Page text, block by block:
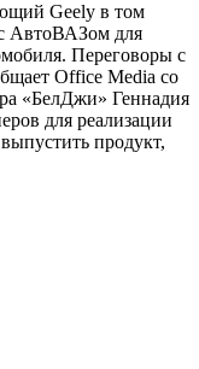
Geely в том
АвтоВАЗом для
Переговоры с
Office Media со
«БелДжи» Геннадия
для реализации
продукт,